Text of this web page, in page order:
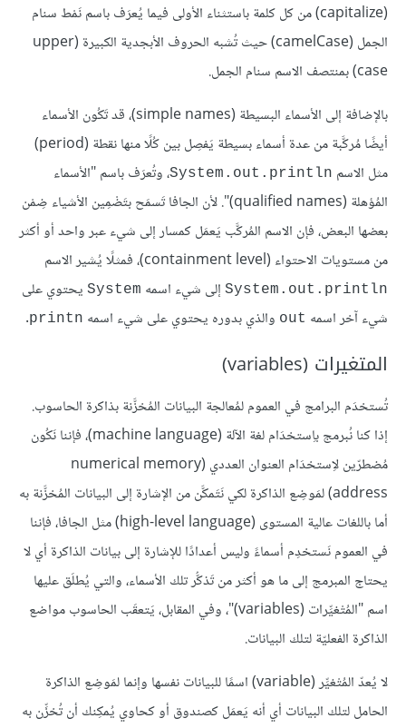
(capitalize) من كل كلمة باستثناء الأولى فيما يُعرَف باسم نَمْط سنام
الجمل (camelCase) حيث تُشبه الحروف الأبجدية الكبيرة (upper
case) بمنتصف الاسم سنام الجمل.
بالإضافة إلى الأسماء البسيطة (simple names)، قد تَكُون الأسماء
أيضًا مُركَّبة من عدة أسماء بسيطة يَفصِل بين كُلًا منها نقطة (period)
مثل الاسم System.out.println، وتُعرَف باسم "الأسماء
المُؤهلة (qualified names)". لأن الجافا تَسمَح بتَضْمِين الأشياء ضِمْن
بعضها البعض، فإن الاسم المُركَّب يَعمَل كمسار إلى شيء عبر واحد أو أكثر
من مستويات الاحتواء (containment level)، فمثلًا يُشير الاسم
System.out.println إلى شيء اسمه System يحتوي على
شيء آخر اسمه out والذي بدوره يحتوي على شيء اسمه printn
.
المتغيرات (variables)
تُستخدَم البرامج في العموم لمُعالجة البيانات المُخزَّنة بذاكرة الحاسوب.
إذا كنا نُبرمج باِستخدَام لغة الآلة (machine language)، فإننا نَكُون
مُضطرّين لاِستخدَام العنوان العددي (numerical memory
address) لمَوضِع الذاكرة لكي نَتَمكَّن من الإشارة إلى البيانات المُخزَّنة به
أما باللغات عالية المستوى (high-level language) مثل الجافا، فإننا
في العموم نَستخدِم أسماءً وليس أعدادًا للإشارة إلى بيانات الذاكرة أي لا
يحتاج المبرمج إلى ما هو أكثر من تَذكُّر تلك الأسماء، والتي يُطلَق عليها
اسم "المُتْغيِّرات (variables)"، وفي المقابل، يَتعقَب الحاسوب مواضع
الذاكرة الفعليّة لتلك البيانات.
لا يُعدّ المُتْغيِّر (variable) اسمًا للبيانات نفسها وإنما لمَوضِع الذاكرة
الحامل لتلك البيانات أي أنه يَعمَل كصندوق أو كحاوي يُمكِنك أن تُخزِّن به